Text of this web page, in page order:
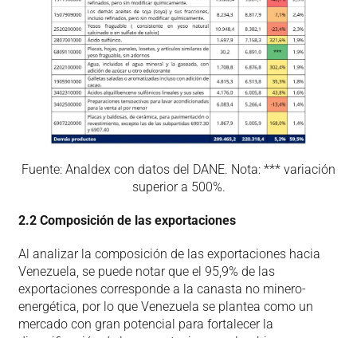
Fuente: Analdex con datos del DANE. Nota: *** variación
superior a 500%.
2.2 Composición de las exportaciones
Al analizar la composición de las exportaciones hacia
Venezuela, se puede notar que el 95,9% de las
exportaciones corresponde a la canasta no minero-
energética, por lo que Venezuela se plantea como un
mercado con gran potencial para fortalecer la